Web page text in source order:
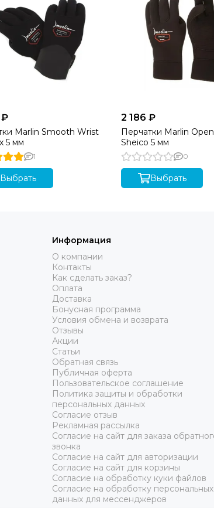
₽
Marlin Smooth Wrist
5 мм
1
Выбрать
2 186 ₽
Перчатки Marlin
Sheico 5 мм
0
Выбрать
Информация
О компании
Контакты
Как сделать заказ?
Оплата
Доставка
Бонусная программа
Условия обмена и возврата
Отзывы
Акции
Статьи
Обратная связь
Публичная оферта
Пользовательское соглашение
Политика защиты и обработки
персональных данных
Согласие отзыв
Рекламная рассылка
Согласие на сайт для заказа
звонка
Согласие на сайт для авторизации
Согласие на сайт для корзины
Согласие на обработку куки файлов
Согласие на обработку персональных
данных для мессенджеров